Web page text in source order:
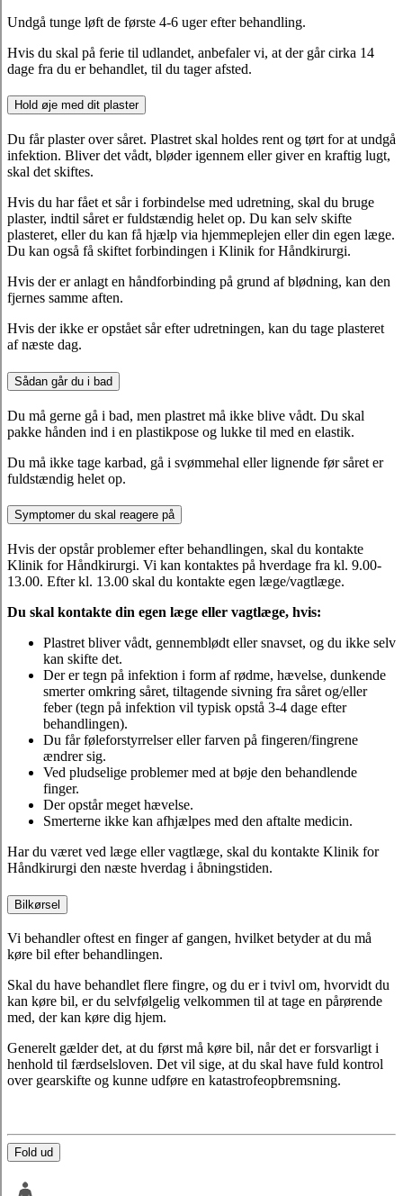
Undgå tunge løft de første 4-6 uger efter behandling.
Hvis du skal på ferie til udlandet, anbefaler vi, at der går cirka 14
dage fra du er behandlet, til du tager afsted.
Hold øje med dit plaster
Du får plaster over såret. Plastret skal holdes rent og tørt for at undgå
infektion. Bliver det vådt, bløder igennem eller giver en kraftig lugt,
skal det skiftes.
Hvis du har fået et sår i forbindelse med udretning, skal du bruge
plaster, indtil såret er fuldstændig helet op. Du kan selv skifte
plasteret, eller du kan få hjælp via hjemmeplejen eller din egen læge.
Du kan også få skiftet forbindingen i Klinik for Håndkirurgi.
Hvis der er anlagt en håndforbinding på grund af blødning, kan den
fjernes samme aften.
Hvis der ikke er opstået sår efter udretningen, kan du tage plasteret
af næste dag.
Sådan går du i bad
Du må gerne gå i bad, men plastret må ikke blive vådt. Du skal
pakke hånden ind i en plastikpose og lukke til med en elastik.
Du må ikke tage karbad, gå i svømmehal eller lignende før såret er
fuldstændig helet op.
Symptomer du skal reagere på
Hvis der opstår problemer efter behandlingen, skal du kontakte
Klinik for Håndkirurgi. Vi kan kontaktes på hverdage fra kl. 9.00-
13.00. Efter kl. 13.00 skal du kontakte egen læge/vagtlæge.
Du skal kontakte din egen læge eller vagtlæge, hvis:
Plastret bliver vådt, gennemblødt eller snavset, og du ikke selv
kan skifte det.
Der er tegn på infektion i form af rødme, hævelse, dunkende
smerter omkring såret, tiltagende sivning fra såret og/eller
feber (tegn på infektion vil typisk opstå 3-4 dage efter
behandlingen).
Du får føleforstyrrelser eller farven på fingeren/fingrene
ændrer sig.
Ved pludselige problemer med at bøje den behandlende
finger.
Der opstår meget hævelse.
Smerterne ikke kan afhjælpes med den aftalte medicin.
Har du været ved læge eller vagtlæge, skal du kontakte Klinik for
Håndkirurgi den næste hverdag i åbningstiden.
Bilkørsel
Vi behandler oftest en finger af gangen, hvilket betyder at du må
køre bil efter behandlingen.
Skal du have behandlet flere fingre, og du er i tvivl om, hvorvidt du
kan køre bil, er du selvfølgelig velkommen til at tage en pårørende
med, der kan køre dig hjem.
Generelt gælder det, at du først må køre bil, når det er forsvarligt i
henhold til færdselsloven. Det vil sige, at du skal have fuld kontrol
over gearskifte og kunne udføre en katastrofeopbremsning.
Fold ud